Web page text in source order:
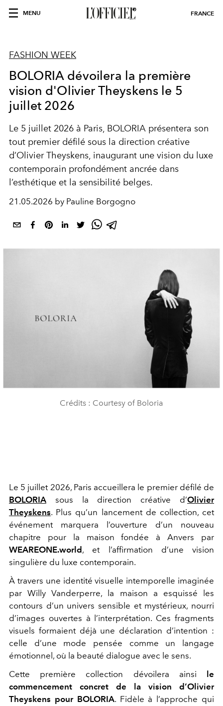
MENU FRANCE
FASHION WEEK
BOLORIA dévoilera la première
vision d'Olivier Theyskens le 5
juillet 2026
Le 5 juillet 2026 à Paris, BOLORIA présentera son
tout premier défilé sous la direction créative
d’Olivier Theyskens, inaugurant une vision du luxe
contemporain profondément ancrée dans
l’esthétique et la sensibilité belges.
21.05.2026 by Pauline Borgogno
Crédits : Courtesy of Boloria
Le 5 juillet 2026, Paris accueillera le premier défilé de
BOLORIA sous la direction créative d’Olivier
Theyskens. Plus qu’un lancement de collection, cet
événement marquera l’ouverture d’un nouveau
chapitre pour la maison fondée à Anvers par
WEAREONE.world , et l’affirmation d’une vision
singulière du luxe contemporain.
À travers une identité visuelle intemporelle imaginée
parWilly Vanderperre, la maison a esquissé les
contours d’un univers sensible et mystérieux, nourri
d’images ouvertes à l’interprétation. Ces fragments
visuels formaient déjà une déclaration d’intention :
celle d’une mode pensée comme un langage
émotionnel, où la beauté dialogue avec le sens.
Cette première collection dévoilera ainsi
le
commencement concret de la vision d’Olivier
Theyskens pour BOLORIA. Fidèle à l’approche qui